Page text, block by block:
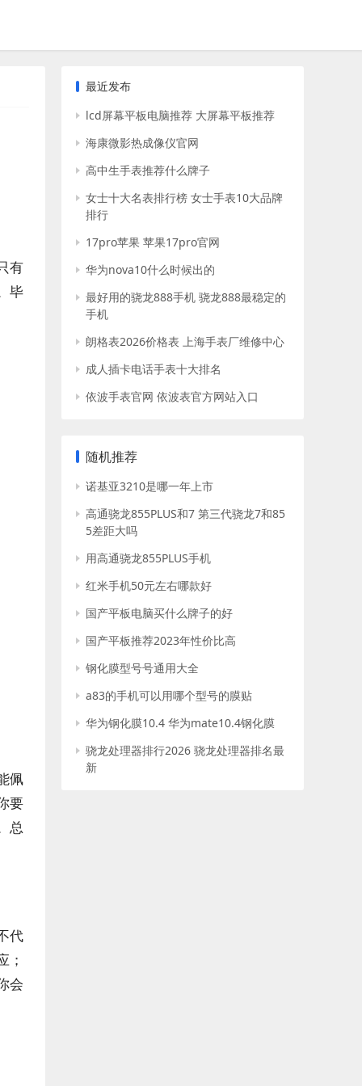
有
毕
佩
要
总
代
；
会
最近发布
lcd屏幕平板电脑推荐 大屏幕平板推荐
海康微影热成像仪官网
高中生手表推荐什么牌子
女士十大名表排行榜 女士手表10大品牌
排行
17pro苹果 苹果17pro官网
华为nova10什么时候出的
最好用的骁龙888手机 骁龙888最稳定的
手机
朗格表2026价格表 上海手表厂维修中心
成人插卡电话手表十大排名
依波手表官网 依波表官方网站入口
随机推荐
诺基亚3210是哪一年上市
高通骁龙855PLUS和7 第三代骁龙7和85
5差距大吗
用高通骁龙855PLUS手机
红米手机50元左右哪款好
国产平板电脑买什么牌子的好
国产平板推荐2023年性价比高
钢化膜型号号通用大全
a83的手机可以用哪个型号的膜贴
华为钢化膜10.4 华为mate10.4钢化膜
骁龙处理器排行2026 骁龙处理器排名最
新